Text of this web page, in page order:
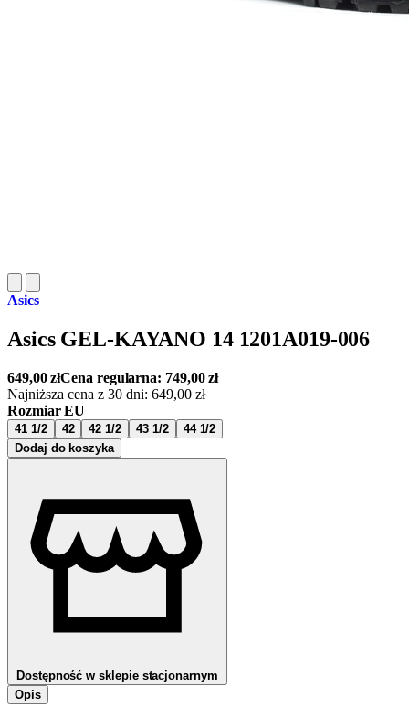
Asics
Asics GEL-KAYANO 14 1201A019-006
649,00złCena regularna: 749,00zł
Najniższa cena z 30 dni: 649,00 zł
Rozmiar EU
41 1/2 42 42 1/2 43 1/2
44 1/2
Dodaj do koszyka
Dostępność w sklepie stacjonarnym
Opis